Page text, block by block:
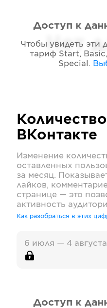
Нет
Доступ к
Чтобы увидеть эти
тариф Start,
Special .
ВКонтакте
Изменение
оставленных
за месяц.
лайков,
странице — это
активность
Как разобраться в этих
6 июля — 4 августа
Доступ к